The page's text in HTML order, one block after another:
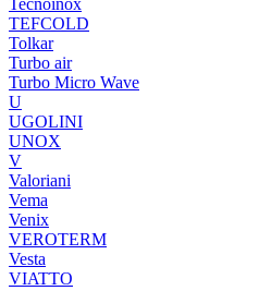
TEFCOLD
Tolkar
Turbo air
Turbo Micro Wave
U
UGOLINI
UNOX
V
Valoriani
Vema
Venix
VEROTERM
Vesta
VIATTO